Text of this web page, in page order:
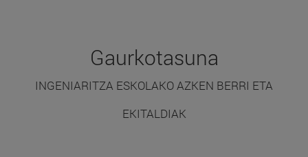
Gaurkotasuna
INGENIARITZA ESKOLAKO AZKEN BERRI ETA
EKITALDIAK